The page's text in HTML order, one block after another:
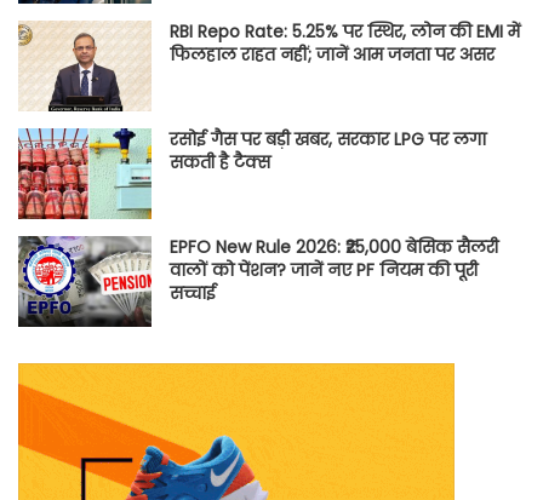
RBI Repo Rate: 5.25% पर स्थिर, लोन की EMI में
फिलहाल राहत नहीं; जानें आम जनता पर असर
रसोई गैस पर बड़ी खबर, सरकार LPG पर लगा
सकती है टैक्स
EPFO New Rule 2026: ₹25,000 बेसिक सैलरी
वालों को पेंशन? जानें नए PF नियम की पूरी
सच्चाई